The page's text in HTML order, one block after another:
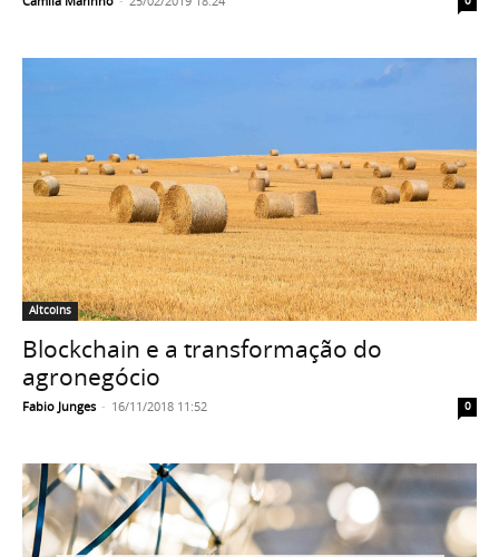
Altcoins
Blockchain e a transformação do
agronegócio
Fabio Junges - 16/11/2018 11:52 0